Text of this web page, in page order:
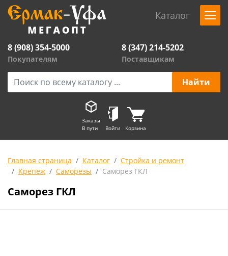
Каталог
8 (908) 354-5000
Покупателям
8 (347) 214-5202
Поставщикам
Заказы
В пути
Войти Корзина
Главная страница Каталог
Стройка и ремонт
Крепеж
Саморезы Саморез ГКЛ
Саморез ГКЛ